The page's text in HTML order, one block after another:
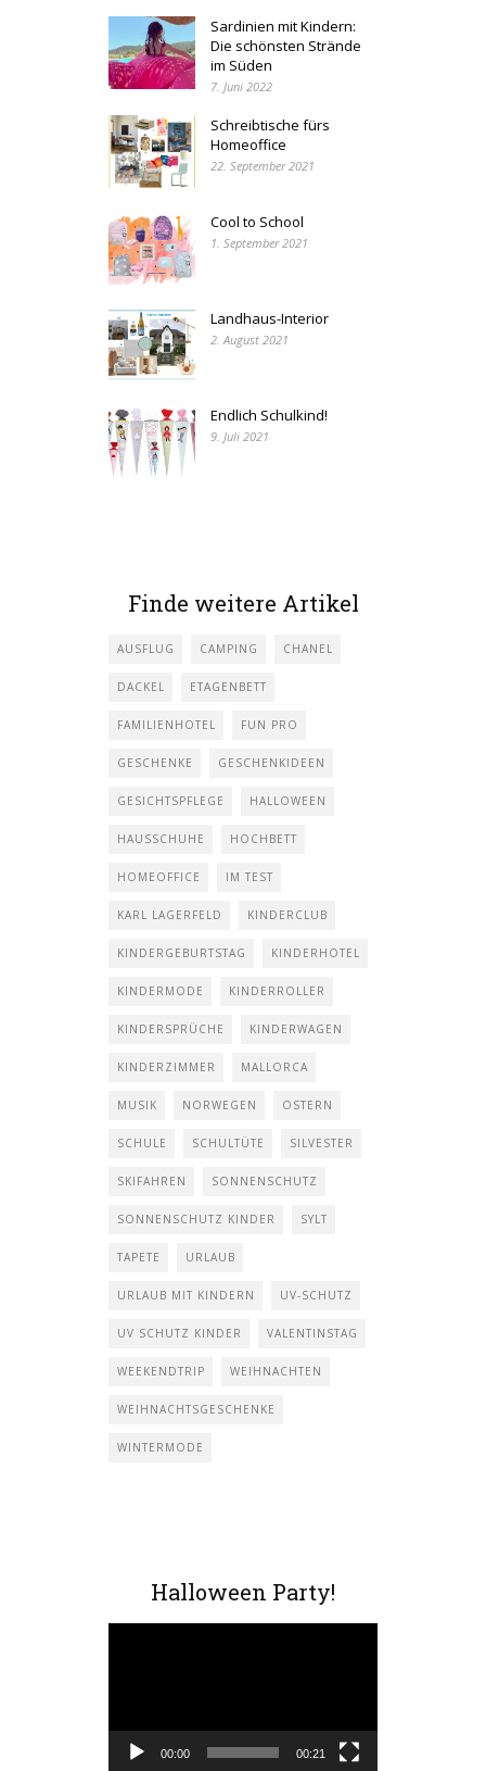
Sardinien mit Kindern:
Die schönsten Strände
im Süden
7. Juni 2022
Schreibtische fürs
Homeoffice
22. September 2021
Cool to School
1. September 2021
Landhaus-Interior
2. August 2021
Endlich Schulkind!
9. Juli 2021
Finde weitere Artikel
AUSFLUG CAMPING CHANEL
DACKEL ETAGENBETT
FAMILIENHOTEL FUN PRO
GESCHENKE GESCHENKIDEEN
GESICHTSPFLEGE HALLOWEEN
HAUSSCHUHE HOCHBETT
HOMEOFFICE IM TEST
KARL LAGERFELD KINDERCLUB
KINDERGEBURTSTAG KINDERHOTEL
KINDERMODE KINDERROLLER
KINDERSPRÜCHE KINDERWAGEN
KINDERZIMMER MALLORCA
MUSIK NORWEGEN OSTERN
SCHULE SCHULTÜTE SILVESTER
SKIFAHREN SONNENSCHUTZ
SONNENSCHUTZ KINDER SYLT
TAPETE URLAUB
URLAUB MIT KINDERN UV-SCHUTZ
UV SCHUTZ KINDER VALENTINSTAG
WEEKENDTRIP WEIHNACHTEN
WEIHNACHTSGESCHENKE
WINTERMODE
Halloween Party!
00:00 00:21